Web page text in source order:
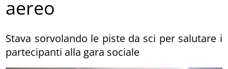
aereo
Stava sorvolando le piste da sci per salutare i
partecipanti alla gara sociale